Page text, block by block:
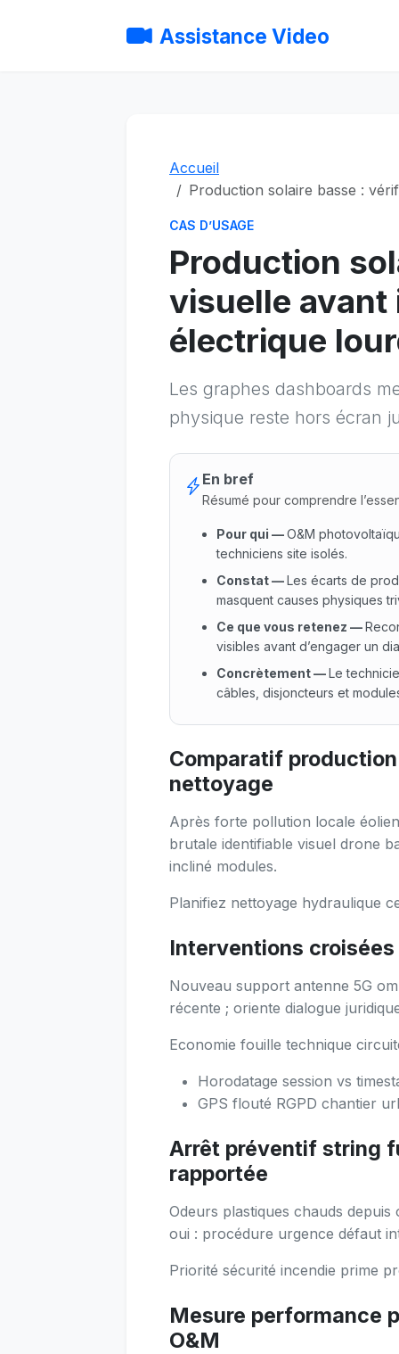
Assistance Video
Accueil
Production solaire basse :
CAS D’USAGE
Production
visuelle
électrique
Les graphes dashboards
physique reste hors écran
En bref
Résumé pour comprendre
Pour qui —O&M
techniciens site isolés.
Constat—Les écarts de
masquent causes physiques
Ce que vous retenez —
visibles avant d’engager un
Concrètement—Le
câbles, disjoncteurs et
Pour qui : O&M
Comparatif
nettoyage
Après forte pollution locale
brutale identifiable visuel drone
incliné modules.
Planifiez nettoyage hydraulique
Interventions
Nouveau support antenne 5G
récente ; oriente dialogue
Economie fouille technique
Horodatage session vs
GPS flouté RGPD chantier
Arrêt préventif string
rapportée
Odeurs plastiques chauds
oui : procédure urgence défaut
Priorité sécurité incendie prime
Mesure performance
O&M